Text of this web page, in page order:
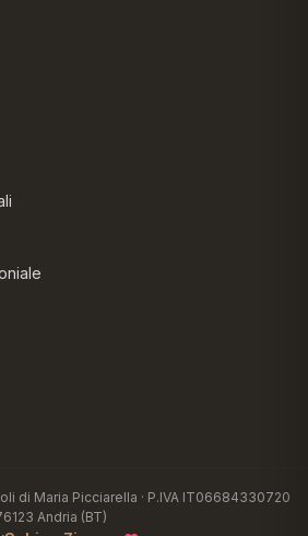
di Maria Picciarella · P.IVA IT06684330720
Andria (BT)